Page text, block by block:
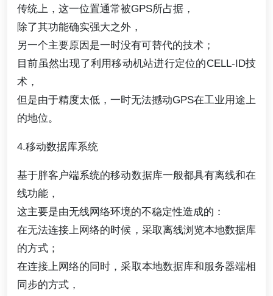
传统上，这一位置通常被GPS所占据，
除了其功能确实强大之外，
另一个主要原因是一时没有可替代的技术；
目前虽然出现了利用移动机站进行定位的CELL-ID技
术，
但是由于精度太低，一时无法撼动GPS在工业用途上
的地位。
4.移动数据库系统
基于胖客户端系统的移动数据库一般都具有离线和在
线功能，
这主要是由无线网络环境的不稳定性造成的：
在无法连接上网络的时候，采取离线浏览本地数据库
的方式；
在连接上网络的同时，采取本地数据库和服务器端相
同步的方式，